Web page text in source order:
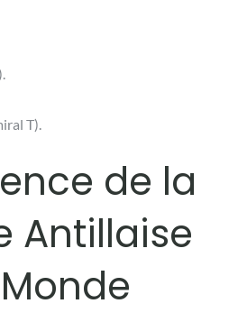
T).
de la
Antillaise